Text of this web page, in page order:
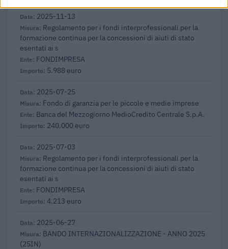
2025-11-13
Regolamento per i fondi interprofessionali per la
formazione continua per la concessioni di aiuti di stato
esentati ai s
FONDIMPRESA
5.988 euro
2025-07-25
Fondo di garanzia per le piccole e medie imprese
Banca del Mezzogiorno MedioCredito Centrale S.p.A.
240.000 euro
2025-07-03
Regolamento per i fondi interprofessionali per la
formazione continua per la concessioni di aiuti di stato
esentati ai s
FONDIMPRESA
4.213 euro
2025-06-27
BANDO INTERNAZIONALIZZAZIONE - ANNO 2025
(25IN)